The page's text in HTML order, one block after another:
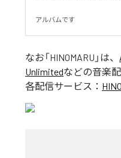
アルバムです
なお「HINOMARU 」は、
Unlimitedなどの音楽
各配信サービス：